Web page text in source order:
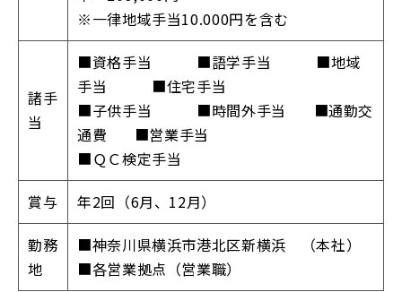
※一律地域手当10.000円を含む
諸手
当
■資格手当 ■語学手当 ■地域
手当 ■住宅手当
■子供手当 ■時間外手当 ■通勤交
通費 ■営業手当
■ＱＣ検定手当
賞与
年2回（6月、12月）
勤務
地
■神奈川県横浜市港北区新横浜 （本社）
■各営業拠点（営業職）